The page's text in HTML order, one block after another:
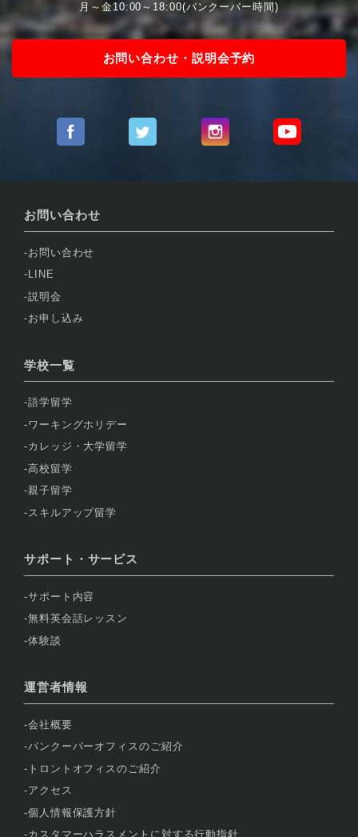
月～金10:00～18:00(バンクーバー時間)
お問い合わせ・説明会予約
お問い合わせ
お問い合わせ
LINE
説明会
お申し込み
学校一覧
語学留学
ワーキングホリデー
カレッジ・大学留学
高校留学
親子留学
スキルアップ留学
サポート・サービス
サポート内容
無料英会話レッスン
体験談
運営者情報
会社概要
バンクーバーオフィスのご紹介
トロントオフィスのご紹介
アクセス
個人情報保護方針
カスタマーハラスメントに対する行動指針